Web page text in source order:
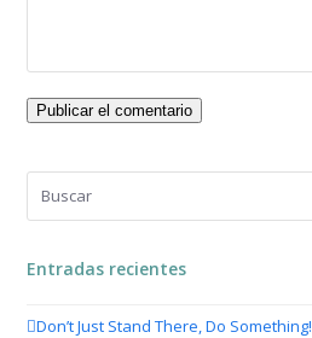
Entradas recientes
Don’t Just Stand There, Do Something!